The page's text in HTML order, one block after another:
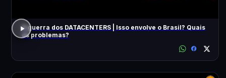
A guerra dos DATACENTERS | Isso envolve o Brasil? Quais
os problemas?